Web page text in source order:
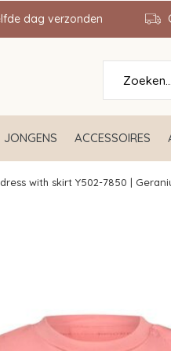
JONGENS ACCESSOIRES
dag verzonden
with skirt Y502-7850 |